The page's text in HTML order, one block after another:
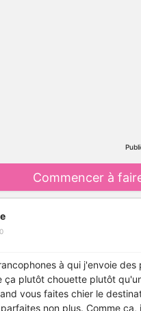
Commencer à
à qui j'envoie
plutôt chouette plutôt
vous faites chier le
non plus. Comme